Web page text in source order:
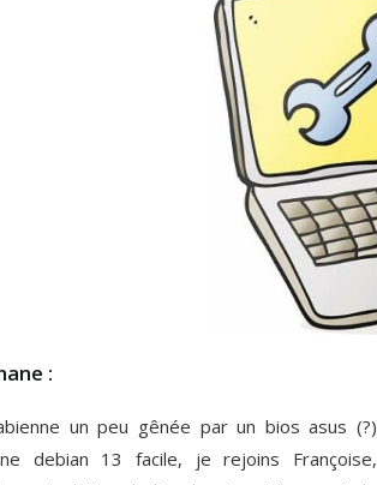
:
un peu gênée par un bios asus (?)
debian 13 facile, je rejoins Françoise,